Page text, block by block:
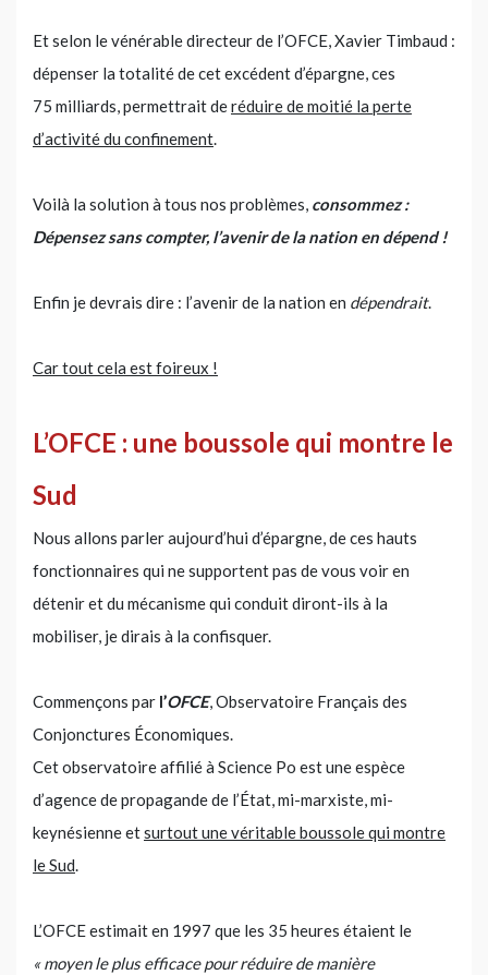
Et selon le vénérable directeur de l’OFCE, Xavier Timbaud :
dépenser la totalité de cet excédent d’épargne, ces
75 milliards, permettrait deréduire de moitié la perte
d’activité du confinement.
Voilà la solution à tous nos problèmes, consommez :
Dépensez sans compter, l’avenir de la nation en dépend !
Enfin je devrais dire : l’avenir de la nation en dépendrait.
Car tout cela est foireux !
L’OFCE : une boussole qui montre le
Sud
Nous allons parler aujourd’hui d’épargne, de ces hauts
fonctionnaires qui ne supportent pas de vous voir en
détenir et du mécanisme qui conduit diront-ils à la
mobiliser, je dirais à la confisquer.
Commençons par l’OFCE, Observatoire Français des
Conjonctures Économiques.
Cet observatoire affilié à Science Po est une espèce
d’agence de propagande de l’État, mi-marxiste, mi-
keynésienne etsurtout une véritable boussole qui montre
le Sud.
L’OFCE estimait en 1997 que les 35 heures étaient le
« moyen le plus efficace pour réduire de manière